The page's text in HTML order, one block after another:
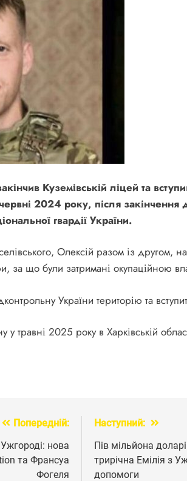
Куземівській ліцей та
2024 року, після закінчення
гвардії України.
Олексій разом із другом,
за що були затримані окупаційною
України територію та
у травні 2025 року в Харківській
Попередній:
нова
та Франсуа
Фогеля
Наступний:
Пів мільйона
трирічна Емілія з
допомоги